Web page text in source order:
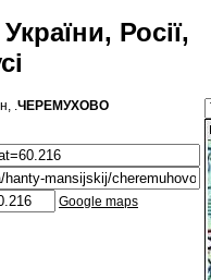
Росії,
.ЧЕРЕМУХОВО
Google maps